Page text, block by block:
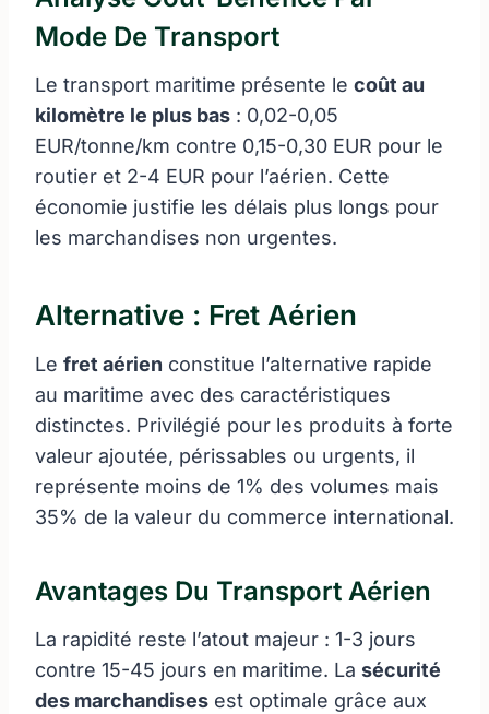
Mode De Transport
Le transport maritime présente le coût au
kilomètre le plus bas : 0,02-0,05
EUR/tonne/km contre 0,15-0,30 EUR pour le
routier et 2-4 EUR pour l’aérien. Cette
économie justifie les délais plus longs pour
les marchandises non urgentes.
Alternative : Fret Aérien
Le fret aérien constitue l’alternative rapide
au maritime avec des caractéristiques
distinctes. Privilégié pour les produits à forte
valeur ajoutée, périssables ou urgents, il
représente moins de 1% des volumes mais
35% de la valeur du commerce international.
Avantages Du Transport Aérien
La rapidité reste l’atout majeur : 1-3 jours
contre 15-45 jours en maritime. La sécurité
des marchandises est optimale grâce aux